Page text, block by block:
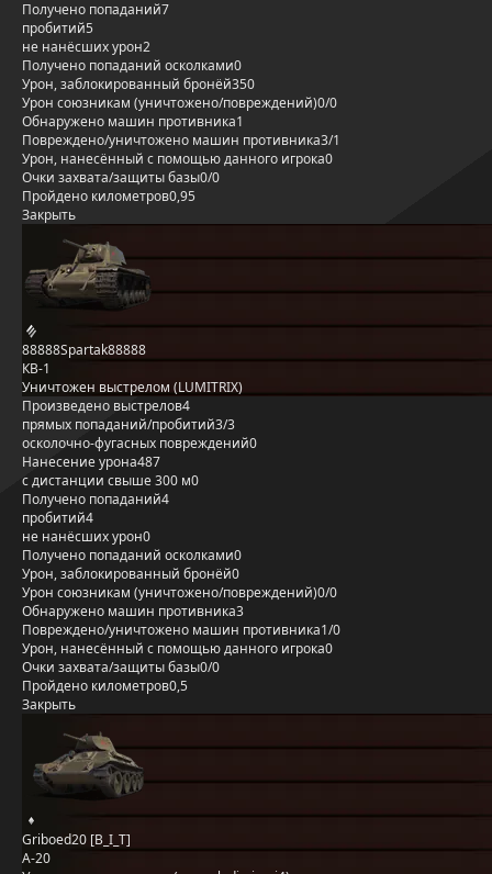
Получено попаданий7
пробитий5
не нанёсших урон2
Получено попаданий осколками0
Урон, заблокированный бронёй350
Урон союзникам (уничтожено/повреждений)0/0
Обнаружено машин противника1
Повреждено/уничтожено машин противника3/1
Урон, нанесённый с помощью данного игрока0
Очки захвата/защиты базы0/0
Пройдено километров0,95
Закрыть
88888Spartak88888
КВ-1
Уничтожен выстрелом (LUMITRIX)
Произведено выстрелов4
прямых попаданий/пробитий3/3
осколочно-фугасных повреждений0
Нанесение урона487
с дистанции свыше 300 м0
Получено попаданий4
пробитий4
не нанёсших урон0
Получено попаданий осколками0
Урон, заблокированный бронёй0
Урон союзникам (уничтожено/повреждений)0/0
Обнаружено машин противника3
Повреждено/уничтожено машин противника1/0
Урон, нанесённый с помощью данного игрока0
Очки захвата/защиты базы0/0
Пройдено километров0,5
Закрыть
Griboed20 [B_I_T]
А-20